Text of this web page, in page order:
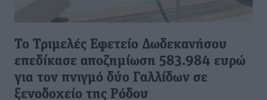
Το Τριμελές Εφετείο Δωδεκανήσου
επεδίκασε αποζημίωση 583.984 ευρώ
για τον πνιγμό δύο Γαλλίδων σε
ξενοδοχείο της Ρόδου